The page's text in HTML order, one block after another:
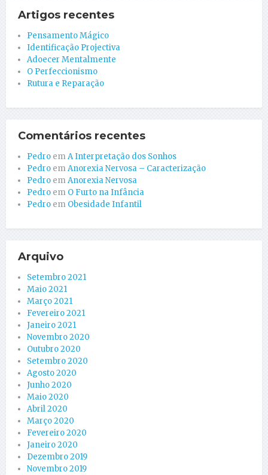
Artigos recentes
Pensamento Mágico
Identificação Projectiva
Adoecer Mentalmente
O Perfeccionismo
Rutura e Reparação
Comentários recentes
Pedro emA Interpretação dos Sonhos
Pedro emAnorexia Nervosa – Caracterização
Pedro emAnorexia Nervosa
Pedro em O Furto na Infância
Pedro em Obesidade Infantil
Arquivo
Setembro 2021
Maio 2021
Março 2021
Fevereiro 2021
Janeiro 2021
Novembro 2020
Outubro 2020
Setembro 2020
Agosto 2020
Junho 2020
Maio 2020
Abril 2020
Março 2020
Fevereiro 2020
Janeiro 2020
Dezembro 2019
Novembro 2019